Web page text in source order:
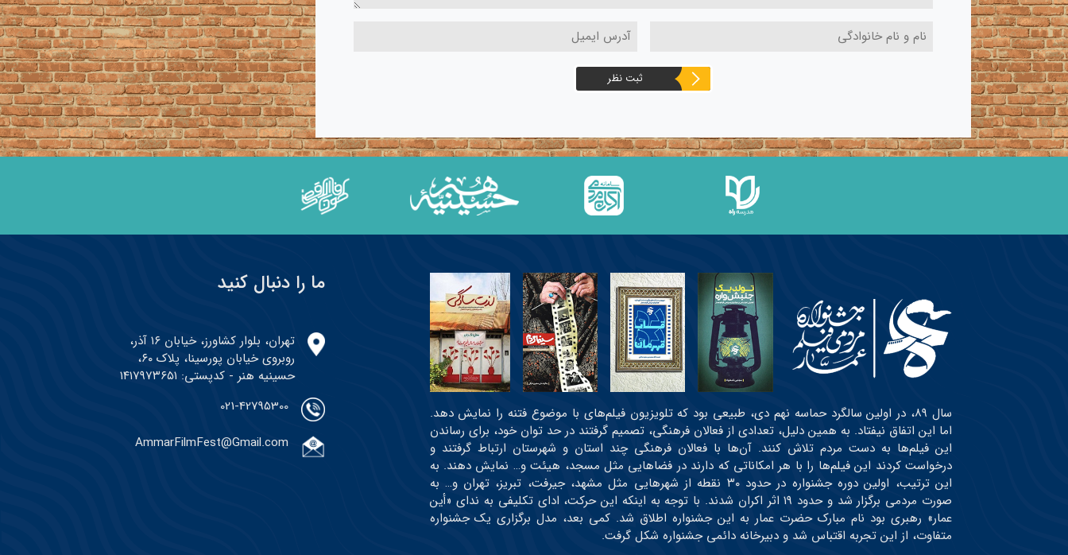
ثبت نظر
سال ۸۹، در اولین سالگرد حماسه نهم دی، طبیعی بود که تلویزیون فیلم‌های با موضوع فتنه را نمایش دهد.
اما این اتفاق نیفتاد. به همین دلیل، تعدادی از فعالان فرهنگی، تصمیم گرفتند در حد توان خود، برای رساندن
این فیلم‌ها به دست مردم تلاش کنند. آن‌ها با فعالان فرهنگی چند استان و شهرستان ارتباط گرفتند و
درخواست کردند این فیلم‌ها را با هر امکاناتی که دارند در فضاهایی مثل مسجد، هیئت و… نمایش دهند. به
این ترتیب، اولین دوره جشنواره در حدود ۳۰ نقطه از شهرهایی مثل مشهد، جیرفت، تبریز، تهران و… به
صورت مردمی برگزار شد و حدود ۱۹ اثر اکران شدند. با توجه به اینکه این حرکت، ادای تکلیفی به ندای «أین
عمار» رهبری بود نام مبارک حضرت عمار به این جشنواره اطلاق شد. کمی بعد، مدل برگزاری یک جشنواره
متفاوت، از این تجربه اقتباس شد و دبیرخانه دائمی جشنواره شکل گرفت.
ما را دنبال کنید
تهران، بلوار کشاورز، خیابان ۱۶ آذر،
روبروی خیابان پورسینا، پلاک ۶۰،
حسینیه هنر - کدپستی: ۱۴۱۷۹۷۳۶۵۱
021-42795300
AmmarFilmFest@Gmail.com